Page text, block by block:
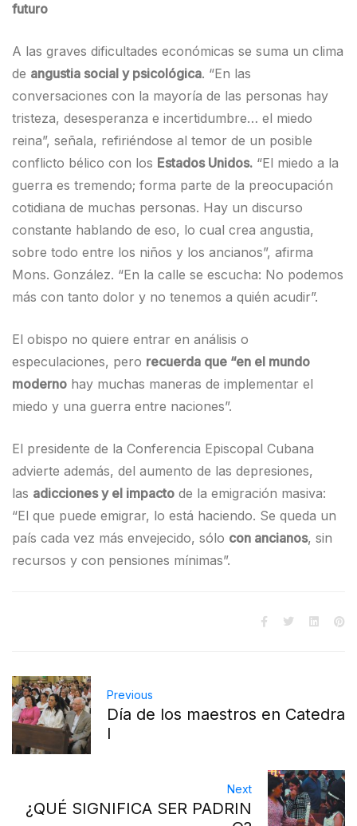
futuro
A las graves dificultades económicas se suma un clima
de angustia social y psicológica. “En las
conversaciones con la mayoría de las personas hay
tristeza, desesperanza e incertidumbre… el miedo
reina”, señala, refiriéndose al temor de un posible
conflicto bélico con los Estados Unidos. “El miedo a la
guerra es tremendo; forma parte de la preocupación
cotidiana de muchas personas. Hay un discurso
constante hablando de eso, lo cual crea angustia,
sobre todo entre los niños y los ancianos”, afirma
Mons. González. “En la calle se escucha: No podemos
más con tanto dolor y no tenemos a quién acudir”.
El obispo no quiere entrar en análisis o
especulaciones, pero recuerda que “en el mundo
moderno hay muchas maneras de implementar el
miedo y una guerra entre naciones”.
El presidente de la Conferencia Episcopal Cubana
advierte además, del aumento de las depresiones,
las adicciones y el impacto de la emigración masiva:
“El que puede emigrar, lo está haciendo. Se queda un
país cada vez más envejecido, sólo con ancianos, sin
recursos y con pensiones mínimas”.
Previous
Día de los maestros en Catedra
l
Next
¿QUÉ SIGNIFICA SER PADRIN